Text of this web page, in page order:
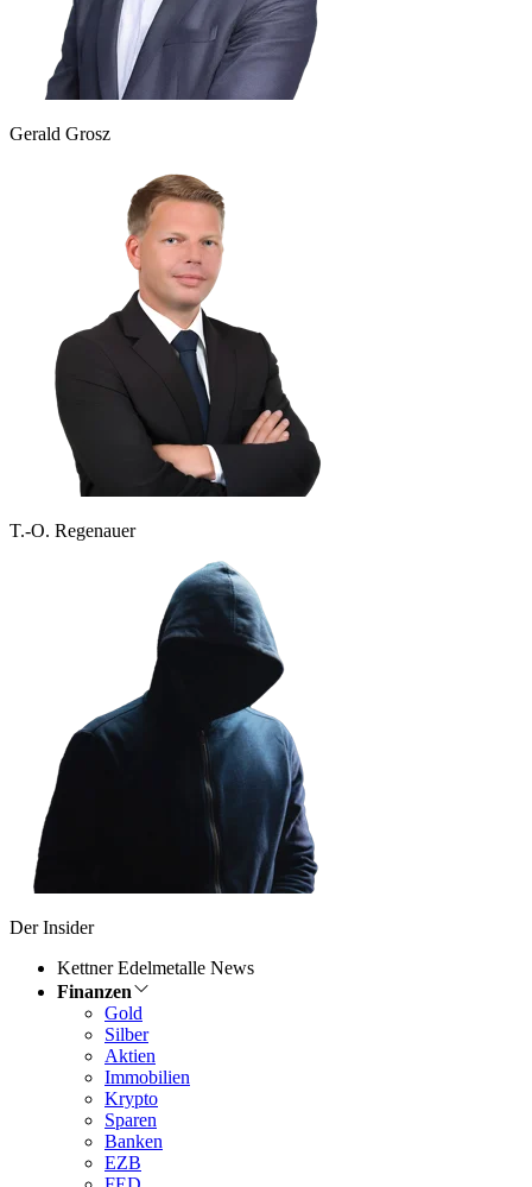
Gerald Grosz
T.-O. Regenauer
Der Insider
Kettner Edelmetalle News
Finanzen
Gold
Silber
Aktien
Immobilien
Krypto
Sparen
Banken
EZB